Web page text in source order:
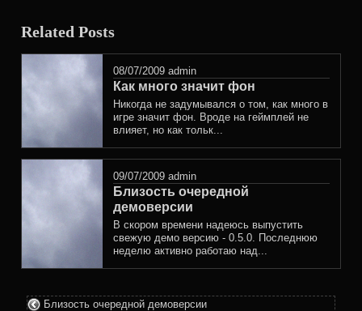
posted
in
Related Posts
08/07/2009 admin
Как много значит фон
Никогда не задумывался о том, как много в
игре значит фон. Вроде на геймплей не
влияет, но как тольк...
09/07/2009 admin
Близость очередной
демоверсии
В скором времени надеюсь выпустить
свежую демо версию - 0.5.0. Последнюю
неделю активно работаю над...
Близость очередной демоверсии